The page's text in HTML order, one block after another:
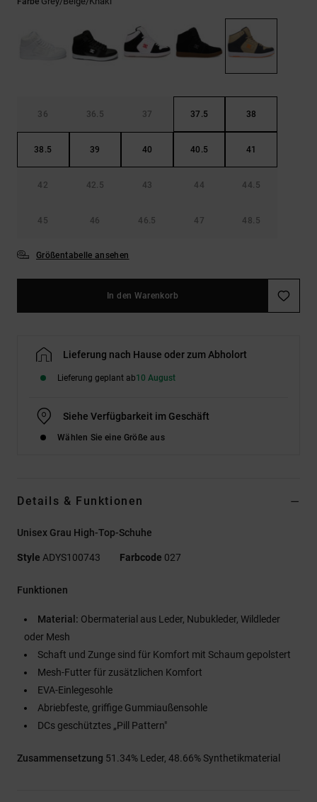
ansehen
36 36.5 37 37.5 38
38.5 39 40 40.5 41
42 42.5 43 44 44.5
45 46 46.5 47 48.5
Größentabelle ansehen
In den Warenkorb
Lieferung nach Hause oder zum Abholort
Lieferung geplant ab10 August
Siehe Verfügbarkeit im Geschäft
Wählen Sie eine Größe aus
Details & Funktionen
Unisex Grau High-Top-Schuhe
Style ADYS100743 Farbcode 027
Funktionen
Material: Obermaterial aus Leder, Nubukleder, Wildleder
oder Mesh
Schaft und Zunge sind für Komfort mit Schaum gepolstert
Mesh-Futter für zusätzlichen Komfort
EVA-Einlegesohle
Abriebfeste, griffige Gummiaußensohle
DCs geschütztes „Pill Pattern"
Zusammensetzung 51.34% Leder, 48.66% Synthetikmaterial